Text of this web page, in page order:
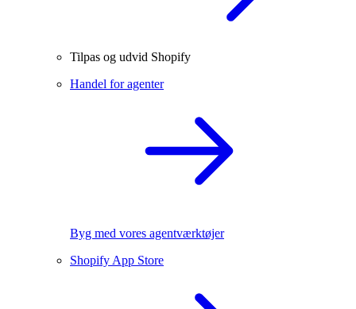
Tilpas og udvid Shopify
Handel for agenter
Byg med vores agentværktøjer
Shopify App Store